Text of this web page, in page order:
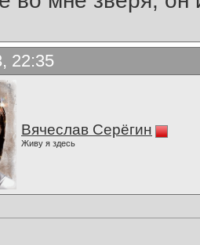
22:35
Вячеслав Серёгин
Живу я здесь